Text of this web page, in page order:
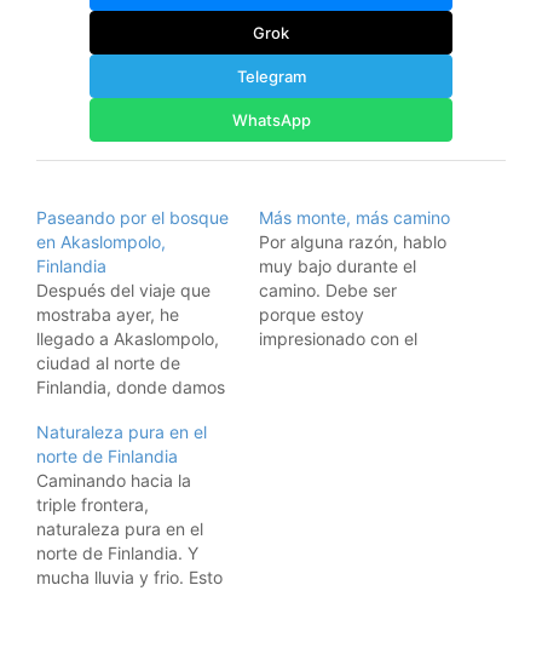
Grok
Telegram
WhatsApp
Paseando por el bosque
en Akaslompolo,
Finlandia
Después del viaje que
mostraba ayer, he
llegado a Akaslompolo,
ciudad al norte de
Finlandia, donde damos
en plena época de la
ruska. No he mostrado
imágenes de la llegada
porque era tarde, pero a
la vuelta mostraré
Rovaniemi. Esto es un
videoblog de viajes,…
Más monte, más camino
Por alguna razón, hablo
muy bajo durante el
camino. Debe ser
porque estoy
impresionado con el
Naturaleza pura en el
norte de Finlandia
Caminando hacia la
triple frontera,
naturaleza pura en el
norte de Finlandia. Y
mucha lluvia y frio. Esto